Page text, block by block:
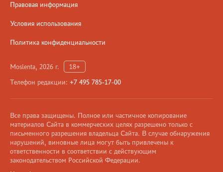
Правовая информация
Условия использования
Политика конфиденциальности
Moslenta, 2026 г.
18+
Телефон редакции: +7 495 785-17-00
Все права защищены. Полное или частичное копирование
материалов Сайта в коммерческих целях разрешено только с
письменного разрешения владельца Сайта. В случае обнаружения
нарушений, виновные лица могут быть привлечены к
ответственности в соответствии с действующим
законодательством Российской Федерации.